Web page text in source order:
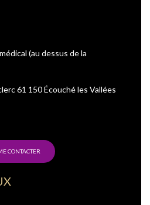
(au dessus de la
61 150 Écouché les Vallées
CONTACTER